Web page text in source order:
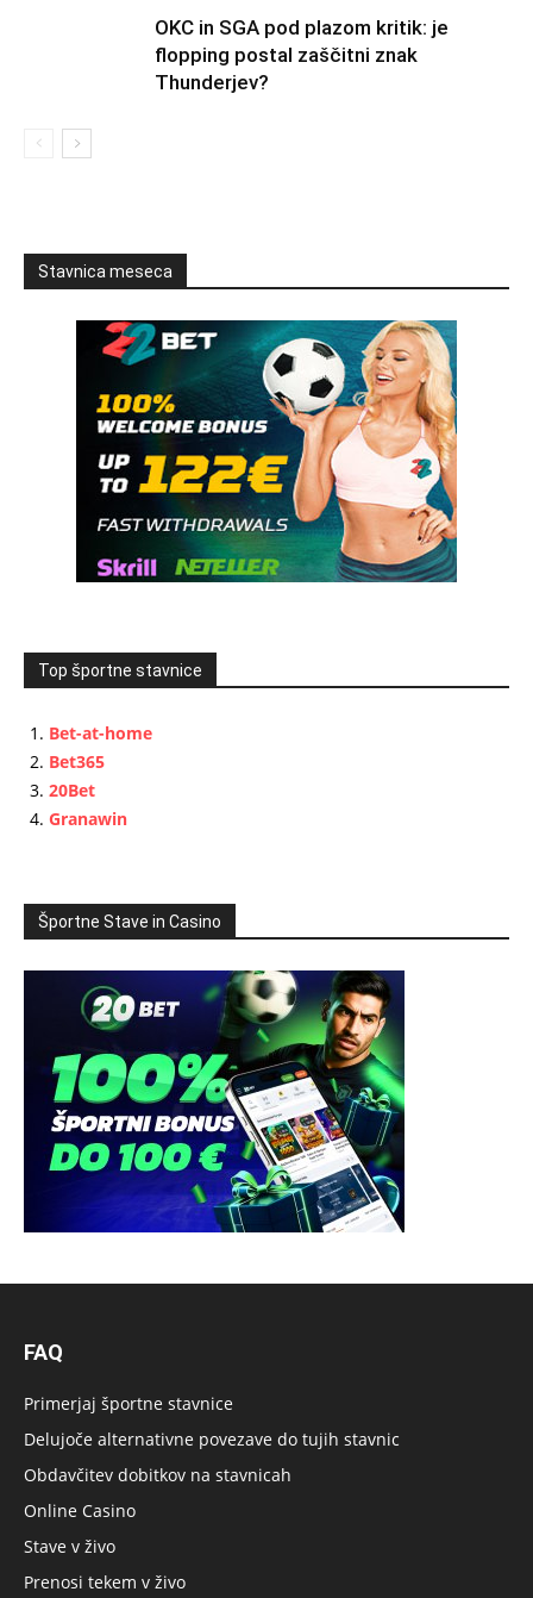
OKC in SGA pod plazom kritik: je
flopping postal zaščitni znak
Thunderjev?
Stavnica meseca
Top športne stavnice
Bet-at-home
Bet365
20Bet
Granawin
Športne Stave in Casino
FAQ
Primerjaj športne stavnice
Delujoče alternativne povezave do tujih stavnic
Obdavčitev dobitkov na stavnicah
Online Casino
Stave v živo
Prenosi tekem v živo